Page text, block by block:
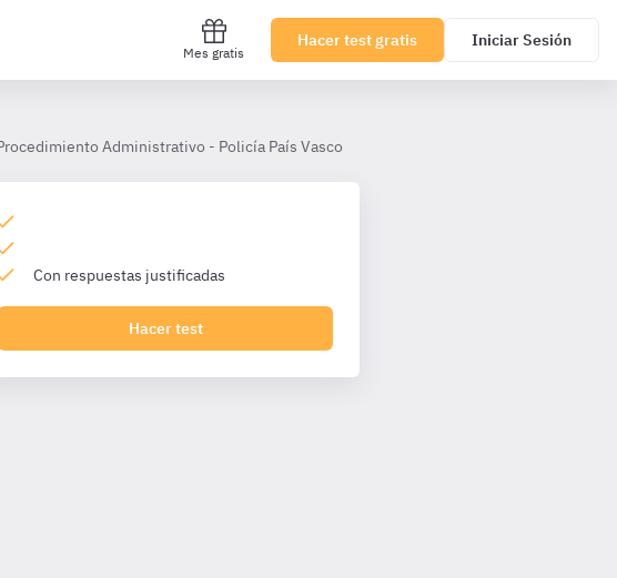
Mes gratis
Hacer test gratis Iniciar Sesión
Administrativo - Policía País Vasco
Con respuestas justificadas
Hacer test